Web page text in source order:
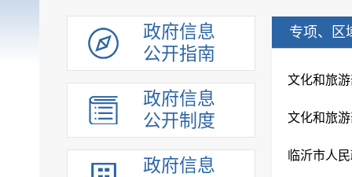
政府信息
公开指南
政府信息
公开制度
政府信息
专项、区
文化和旅
文化和旅